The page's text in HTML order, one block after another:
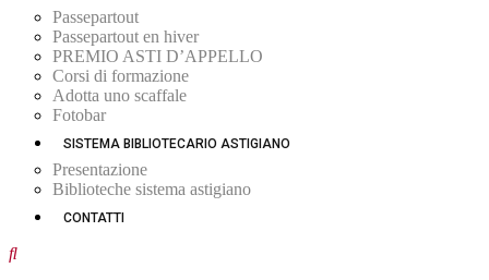
Passepartout
Passepartout en hiver
PREMIO ASTI D’APPELLO
Corsi di formazione
Adotta uno scaffale
Fotobar
SISTEMA BIBLIOTECARIO ASTIGIANO
Presentazione
Biblioteche sistema astigiano
CONTATTI